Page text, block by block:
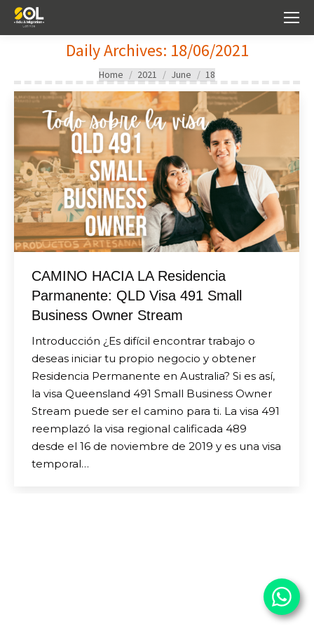
Daily Archives: 18/06/2021
You are here:
Home 2021 June 18
CAMINO HACIA LA Residencia
Parmanente: QLD Visa 491 Small
Business Owner Stream
Introducción ¿Es difícil encontrar trabajo o
deseas iniciar tu propio negocio y obtener
Residencia Permanente en Australia? Si es así,
la visa Queensland 491 Small Business Owner
Stream puede ser el camino para ti. La visa 491
reemplazó la visa regional calificada 489
desde el 16 de noviembre de 2019 y es una visa
temporal…